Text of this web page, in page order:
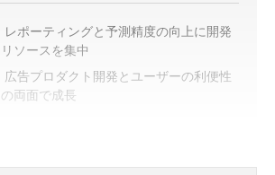
レポーティングと予測精度の向上に開発
リソースを集中
広告プロダクト開発とユーザーの利便性
の両面で成長